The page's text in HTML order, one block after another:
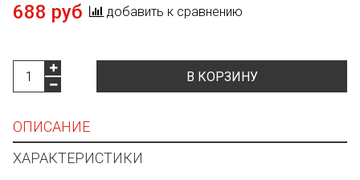
688 руб добавить к сравнению
В КОРЗИНУ
ОПИСАНИЕ
ХАРАКТЕРИСТИКИ